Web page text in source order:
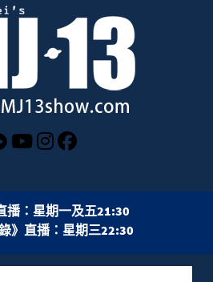
播：星期一及五21:30
》直播：星期三22:30